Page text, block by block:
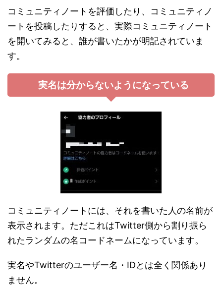
コミュニティノートを評価したり、コミュニティノ
ートを投稿したりすると、実際コミュニティノート
を開いてみると、誰が書いたかが明記されていま
す。
実名は分からないようになっている
コミュニティノートには、それを書いた人の名前が
表示されます。ただこれはTwitter側から割り振ら
れたランダムの名コードネームになっています。
実名やTwitterのユーザー名・IDとは全く関係あり
ません。